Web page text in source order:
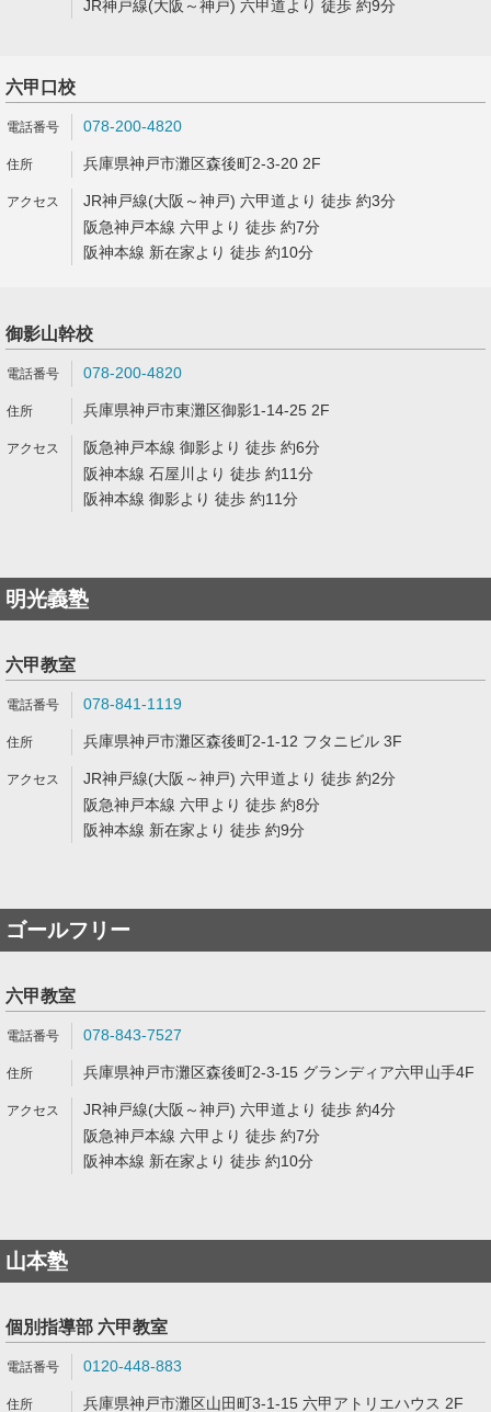
JR神戸線(大阪～神戸) 六甲道より 徒歩 約9分
六甲口校
078-200-4820
兵庫県神戸市灘区森後町2-3-20 2F
JR神戸線(大阪～神戸) 六甲道より 徒歩 約3分
阪急神戸本線 六甲より 徒歩 約7分
阪神本線 新在家より 徒歩 約10分
御影山幹校
078-200-4820
兵庫県神戸市東灘区御影1-14-25 2F
阪急神戸本線 御影より 徒歩 約6分
阪神本線 石屋川より 徒歩 約11分
阪神本線 御影より 徒歩 約11分
明光義塾
六甲教室
078-841-1119
兵庫県神戸市灘区森後町2-1-12 フタニビル 3F
JR神戸線(大阪～神戸) 六甲道より 徒歩 約2分
阪急神戸本線 六甲より 徒歩 約8分
阪神本線 新在家より 徒歩 約9分
ゴールフリー
六甲教室
078-843-7527
兵庫県神戸市灘区森後町2-3-15 グランディア六甲山手4F
JR神戸線(大阪～神戸) 六甲道より 徒歩 約4分
阪急神戸本線 六甲より 徒歩 約7分
阪神本線 新在家より 徒歩 約10分
山本塾
個別指導部 六甲教室
0120-448-883
兵庫県神戸市灘区山田町3-1-15 六甲アトリエハウス 2F